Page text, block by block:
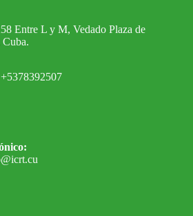
Entre L y M, Vedado Plaza de